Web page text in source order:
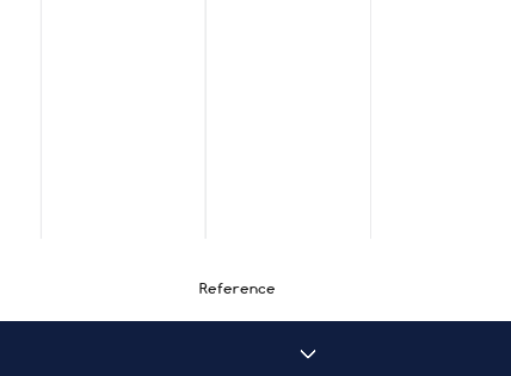
Reference